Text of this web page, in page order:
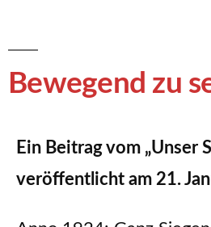
Bewegend zu
Ein Beitrag vom „Unser
veröffentlicht am 21.